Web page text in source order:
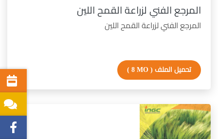
المرجع الفني لزراعة القمح اللين
المرجع الفني لزراعة القمح اللين
تحميل الملف ( 8 MO )